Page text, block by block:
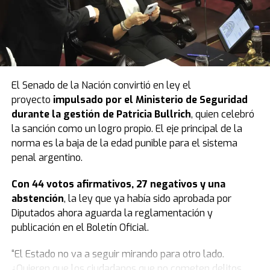
El Senado de la Nación convirtió en ley el
proyecto impulsado por el Ministerio de Seguridad
durante la gestión de Patricia Bullrich, quien celebró
la sanción como un logro propio. El eje principal de la
norma es la baja de la edad punible para el sistema
penal argentino.
Con 44 votos afirmativos, 27 negativos y una
abstención, la ley que ya había sido aprobada por
Diputados ahora aguarda la reglamentación y
publicación en el Boletín Oficial.
“El Estado no va a seguir mirando para otro lado.